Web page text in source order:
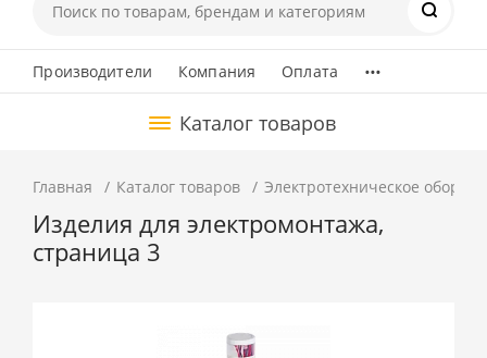
Производители Компания Оплата ...
Каталог товаров
Главная Каталог товаров Электротехническое
Изделия для электромонтажа,
страница 3